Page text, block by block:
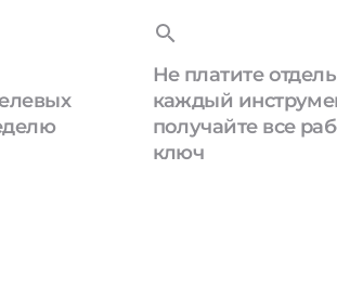
Не платите
каждый
получайте все
ключ